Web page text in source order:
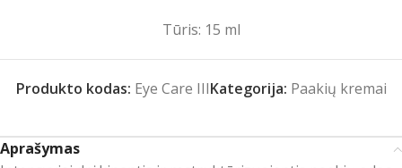
Tūris: 15 ml
Produkto kodas: Eye Care IIIKategorija: Paakių kremai
Aprašymas